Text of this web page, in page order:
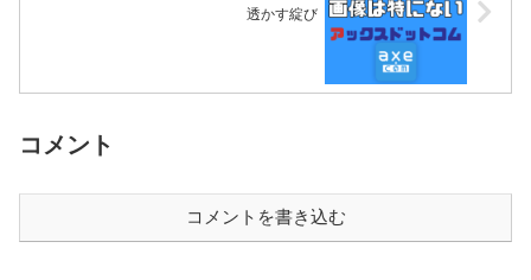
透かす綻び
コメント
コメントを書き込む